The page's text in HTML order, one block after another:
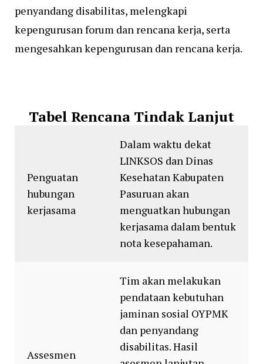
penyandang disabilitas, melengkapi
kepengurusan forum dan rencana kerja, serta
mengesahkan kepengurusan dan rencana kerja.
Tabel Rencana Tindak Lanjut
Penguatan
hubungan
kerjasama
Dalam waktu dekat
LINKSOS dan Dinas
Kesehatan Kabupaten
Pasuruan akan
menguatkan hubungan
kerjasama dalam bentuk
nota kesepahaman.
Assesmen
Tim akan melakukan
pendataan kebutuhan
jaminan sosial OYPMK
dan penyandang
disabilitas. Hasil